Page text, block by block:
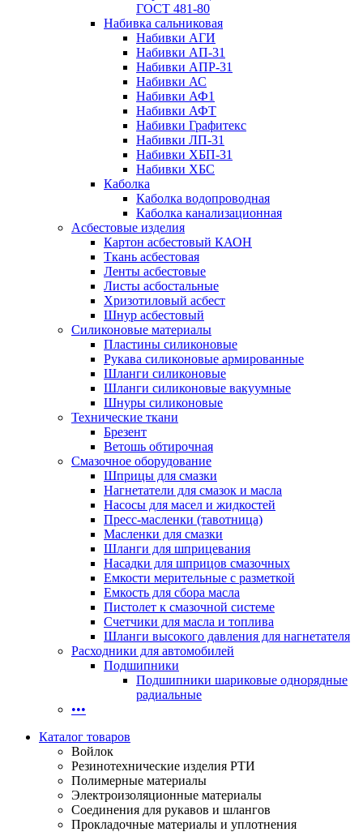
ГОСТ 481-80
Набивка сальниковая
Набивки АГИ
Набивки АП-31
Набивки АПР-31
Набивки АС
Набивки АФ1
Набивки АФТ
Набивки Графитекс
Набивки ЛП-31
Набивки ХБП-31
Набивки ХБС
Каболка
Каболка водопроводная
Каболка канализационная
Асбестовые изделия
Картон асбестовый КАОН
Ткань асбестовая
Ленты асбестовые
Листы асбостальные
Хризотиловый асбеcт
Шнур асбестовый
Силиконовые материалы
Пластины силиконовые
Рукава силиконовые армированные
Шланги силиконовые
Шланги силиконовые вакуумные
Шнуры силиконовые
Технические ткани
Брезент
Ветошь обтирочная
Смазочное оборудование
Шприцы для смазки
Нагнетатели для смазок и масла
Насосы для масел и жидкостей
Пресс-масленки (тавотница)
Масленки для смазки
Шланги для шприцевания
Насадки для шприцов смазочных
Емкости мерительные с разметкой
Емкость для сбора масла
Пистолет к смазочной системе
Счетчики для масла и топлива
Шланги высокого давления для нагнетателя
Расходники для автомобилей
Подшипники
Подшипники шариковые однорядные
радиальные
•••
Каталог товаров
Войлок
Резинотехнические изделия РТИ
Полимерные материалы
Электроизоляционные материалы
Соединения для рукавов и шлангов
Прокладочные материалы и уплотнения